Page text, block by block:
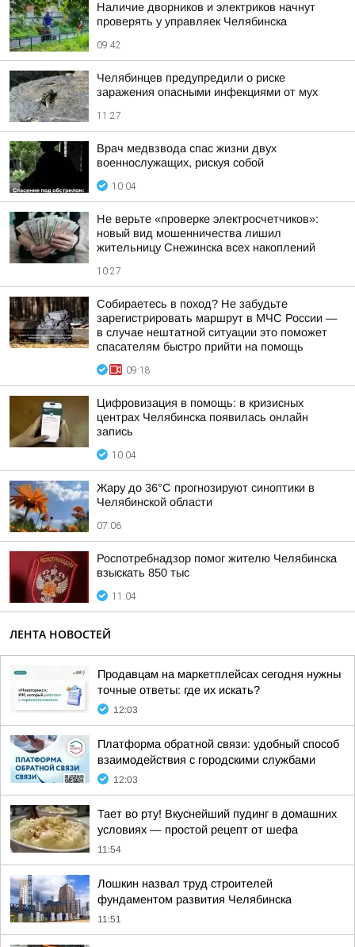
Наличие дворников и электриков начнут
проверять у управляек Челябинска
09:42
Челябинцев предупредили о риске
заражения опасными инфекциями от мух
11:27
Врач медвзвода спас жизни двух
военнослужащих, рискуя собой
10:04
Не верьте «проверке электросчетчиков»:
новый вид мошенничества лишил
жительницу Снежинска всех накоплений
10:27
Собираетесь в поход? Не забудьте
зарегистрировать маршрут в МЧС России —
в случае нештатной ситуации это поможет
спасателям быстро прийти на помощь
09:18
Цифровизация в помощь: в кризисных
центрах Челябинска появилась онлайн
запись
10:04
Жару до 36°С прогнозируют синоптики в
Челябинской области
07:06
Роспотребнадзор помог жителю Челябинска
взыскать 850 тыс
11:04
ЛЕНТА НОВОСТЕЙ
Продавцам на маркетплейсах сегодня нужны
точные ответы: где их искать?
12:03
Платформа обратной связи: удобный способ
взаимодействия с городскими службами
12:03
Тает во рту! Вкуснейший пудинг в домашних
условиях — простой рецепт от шефа
11:54
Лошкин назвал труд строителей
фундаментом развития Челябинска
11:51